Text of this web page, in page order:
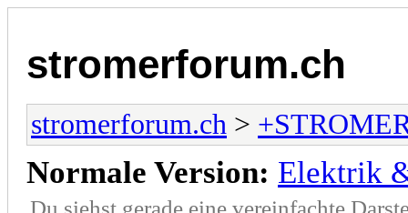
stromerforum.ch
stromerforum.ch >
Normale Version: Elektrik
Du siehst gerade eine vereinfachte